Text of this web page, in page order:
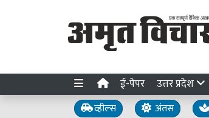
ई-पेपर उत्तर प्रदेश
व्हील्स अंतस